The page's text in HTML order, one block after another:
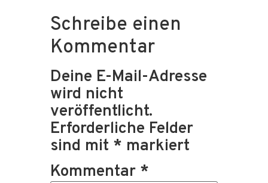
Schreibe einen
Kommentar
Deine E-Mail-Adresse
wird nicht
veröffentlicht.
Erforderliche Felder
sind mit * markiert
Kommentar *